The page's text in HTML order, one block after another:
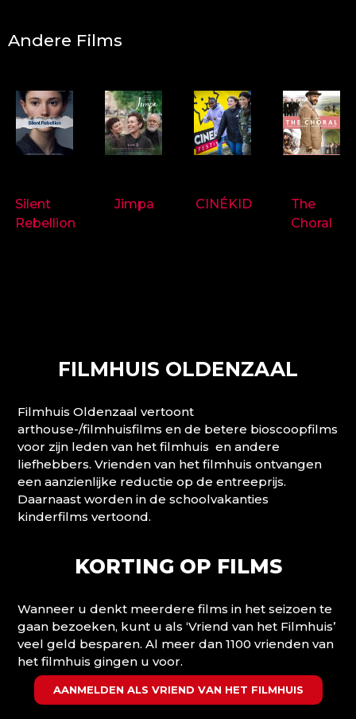
Andere Films
Silent
Rebellion
Jimpa CINÉKID
The
Choral
FILMHUIS OLDENZAAL
Filmhuis Oldenzaal vertoont
arthouse-/filmhuisfilms en de betere bioscoopfilms
voor zijn leden van het filmhuis en andere
liefhebbers. Vrienden van het filmhuis ontvangen
een aanzienlijke reductie op de entreeprijs.
Daarnaast worden in de schoolvakanties
kinderfilms vertoond.
KORTING OP FILMS
Wanneer u denkt meerdere films in het seizoen te
gaan bezoeken, kunt u als ‘Vriend van het Filmhuis’
veel geld besparen. Al meer dan 1100 vrienden van
het filmhuis gingen u voor.
AANMELDEN ALS VRIEND VAN HET FILMHUIS